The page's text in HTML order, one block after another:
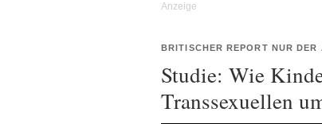
BRITISCHER REPORT NUR DER
Studie: Wie
Transsexuellen